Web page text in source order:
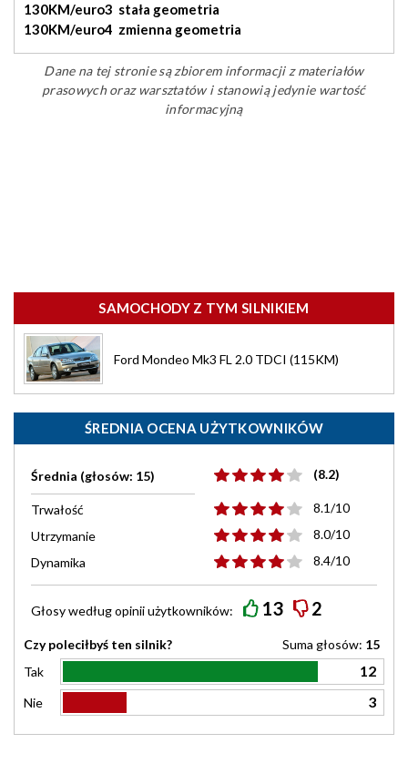
130KM/euro3 stała geometria
130KM/euro4 zmienna geometria
Dane na tej stronie są zbiorem informacji z materiałów
prasowych oraz warsztatów i stanowią jedynie wartość
informacyjną
SAMOCHODY Z TYM SILNIKIEM
Ford Mondeo Mk3 FL 2.0 TDCI (115KM)
ŚREDNIA OCENA UŻYTKOWNIKÓW
Średnia (głosów: 15) (8.2)
Trwałość
8.1/10
Utrzymanie
8.0/10
Dynamika
8.4/10
Głosy wedługopiniiużytkowników: 13 2
Czy poleciłbyś ten silnik? Suma głosów: 15
Tak
12
Nie 3